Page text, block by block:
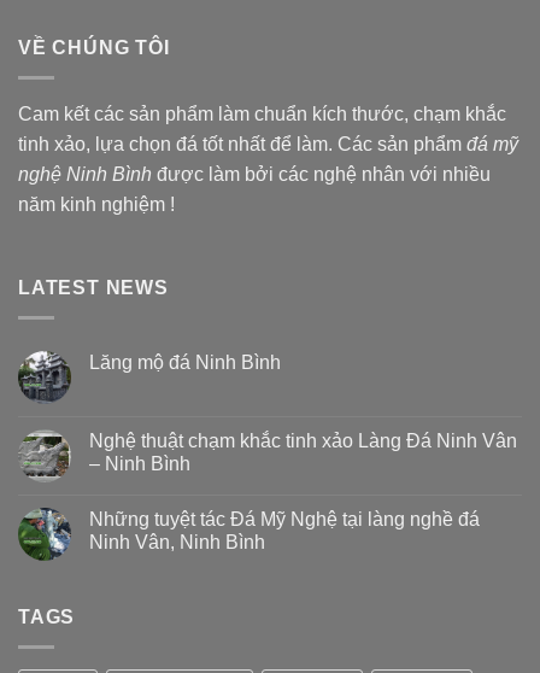
VỀ CHÚNG TÔI
Cam kết các sản phẩm làm chuẩn kích thước, chạm khắc
tinh xảo, lựa chọn đá tốt nhất để làm. Các sản phẩm đá mỹ
nghệ Ninh Bình được làm bởi các nghệ nhân với nhiều
năm kinh nghiệm !
LATEST NEWS
Lăng mộ đá Ninh Bình
Nghệ thuật chạm khắc tinh xảo Làng Đá Ninh Vân
– Ninh Bình
Những tuyệt tác Đá Mỹ Nghệ tại làng nghề đá
Ninh Vân, Ninh Bình
TAGS